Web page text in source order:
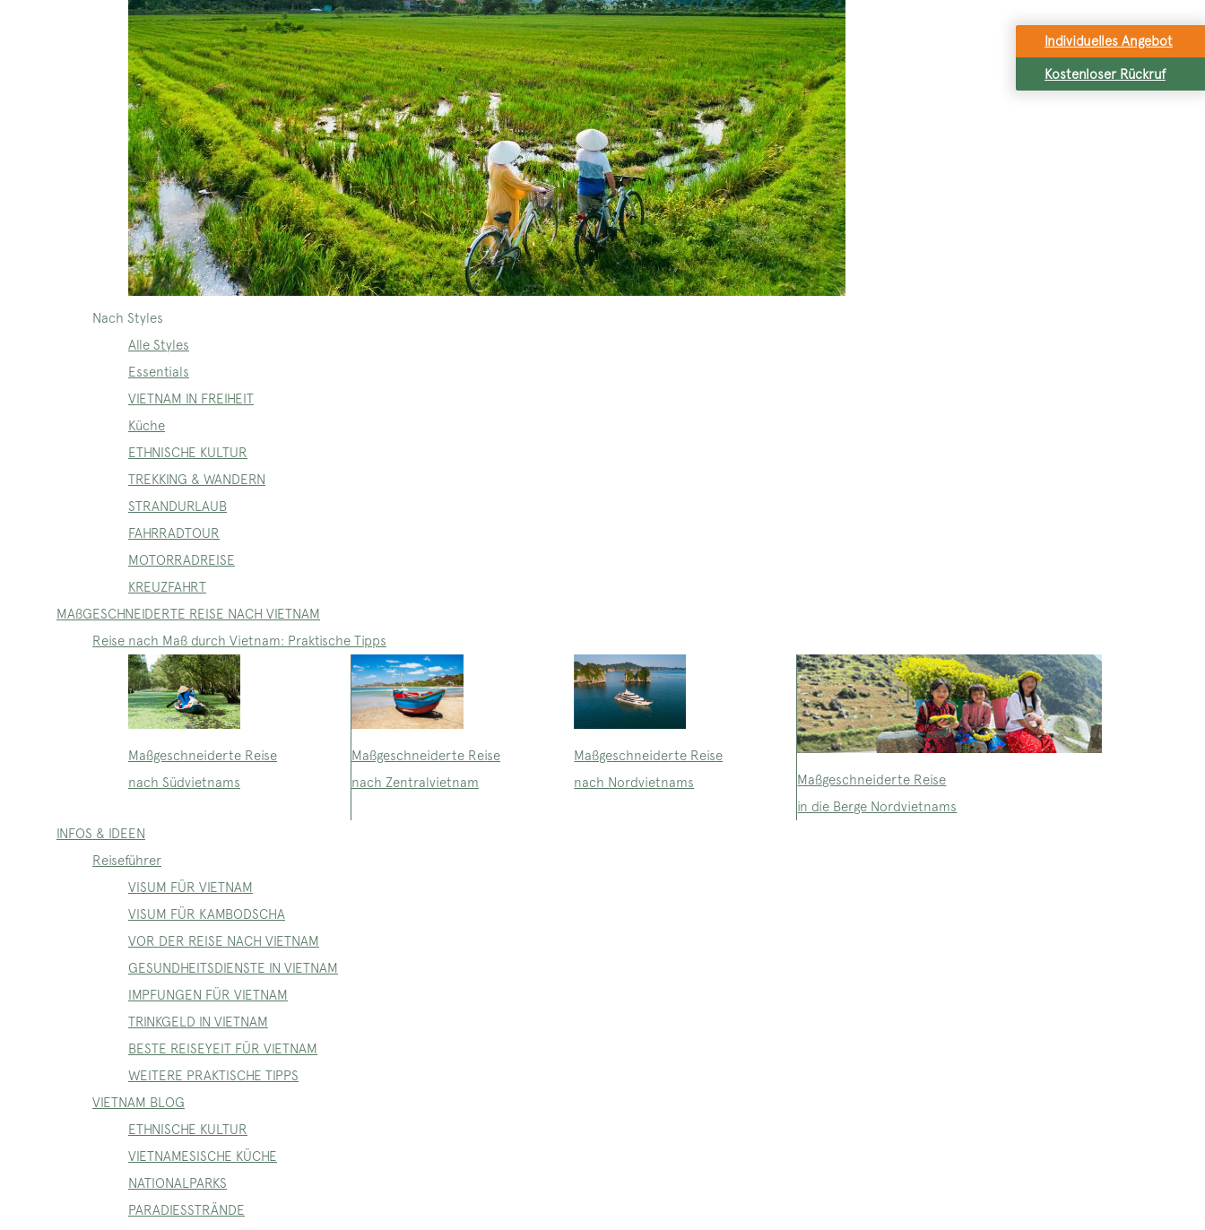
Nach Styles
Alle Styles
Essentials
VIETNAM IN FREIHEIT
Küche
ETHNISCHE KULTUR
TREKKING & WANDERN
STRANDURLAUB
FAHRRADTOUR
MOTORRADREISE
KREUZFAHRT
MAßGESCHNEIDERTE REISE NACH VIETNAM
Reise nach Maß durch Vietnam: Praktische Tipps
Maßgeschneiderte Reise
nach Südvietnams
Maßgeschneiderte Reise
nach Zentralvietnam
Maßgeschneiderte Reise
nach Nordvietnams
Maßgeschneiderte Reise
in die Berge Nordvietnams
INFOS & IDEEN
Reiseführer
VISUM FÜR VIETNAM
VISUM FÜR KAMBODSCHA
VOR DER REISE NACH VIETNAM
GESUNDHEITSDIENSTE IN VIETNAM
IMPFUNGEN FÜR VIETNAM
TRINKGELD IN VIETNAM
BESTE REISEYEIT FÜR VIETNAM
WEITERE PRAKTISCHE TIPPS
VIETNAM BLOG
ETHNISCHE KULTUR
VIETNAMESISCHE KÜCHE
NATIONALPARKS
PARADIESSTRÄNDE
Individuelles Angebot
Kostenloser Rückruf